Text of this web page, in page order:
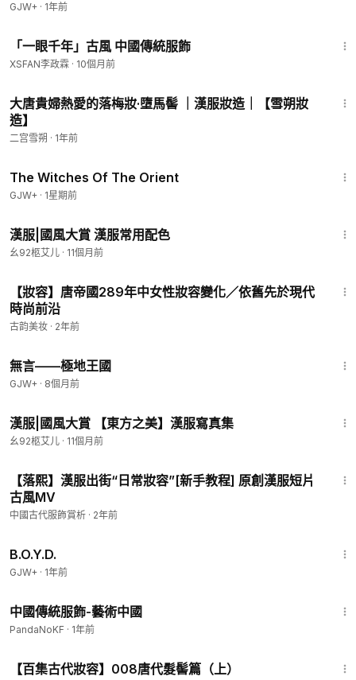
GJW+ · 1年前
「一眼千年」古風 中國傳統服飾
XSFAN李政霖 · 10個月前
大唐貴婦熱愛的落梅妝·墮馬髻 ｜漢服妝造｜【雪朔妝
造】
二宫雪朔 · 1年前
The Witches Of The Orient
GJW+ · 1星期前
漢服|國風大賞 漢服常用配色
幺92柩艾儿 · 11個月前
【妝容】唐帝國289年中女性妝容變化／依舊先於現代
時尚前沿
古韵美妆 · 2年前
無言——極地王國
GJW+ · 8個月前
漢服|國風大賞 【東方之美】漢服寫真集
幺92柩艾儿 · 11個月前
【落熙】漢服出街“日常妝容”[新手教程] 原創漢服短片
古風MV
中國古代服飾賞析 · 2年前
B.O.Y.D.
GJW+ · 1年前
中國傳統服飾-藝術中國
PandaNoKF · 1年前
【百集古代妝容】008唐代髮髻篇（上）